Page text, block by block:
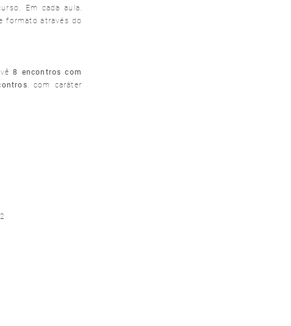
Em cada aula,
formato através do
8 encontros com
, com caráter